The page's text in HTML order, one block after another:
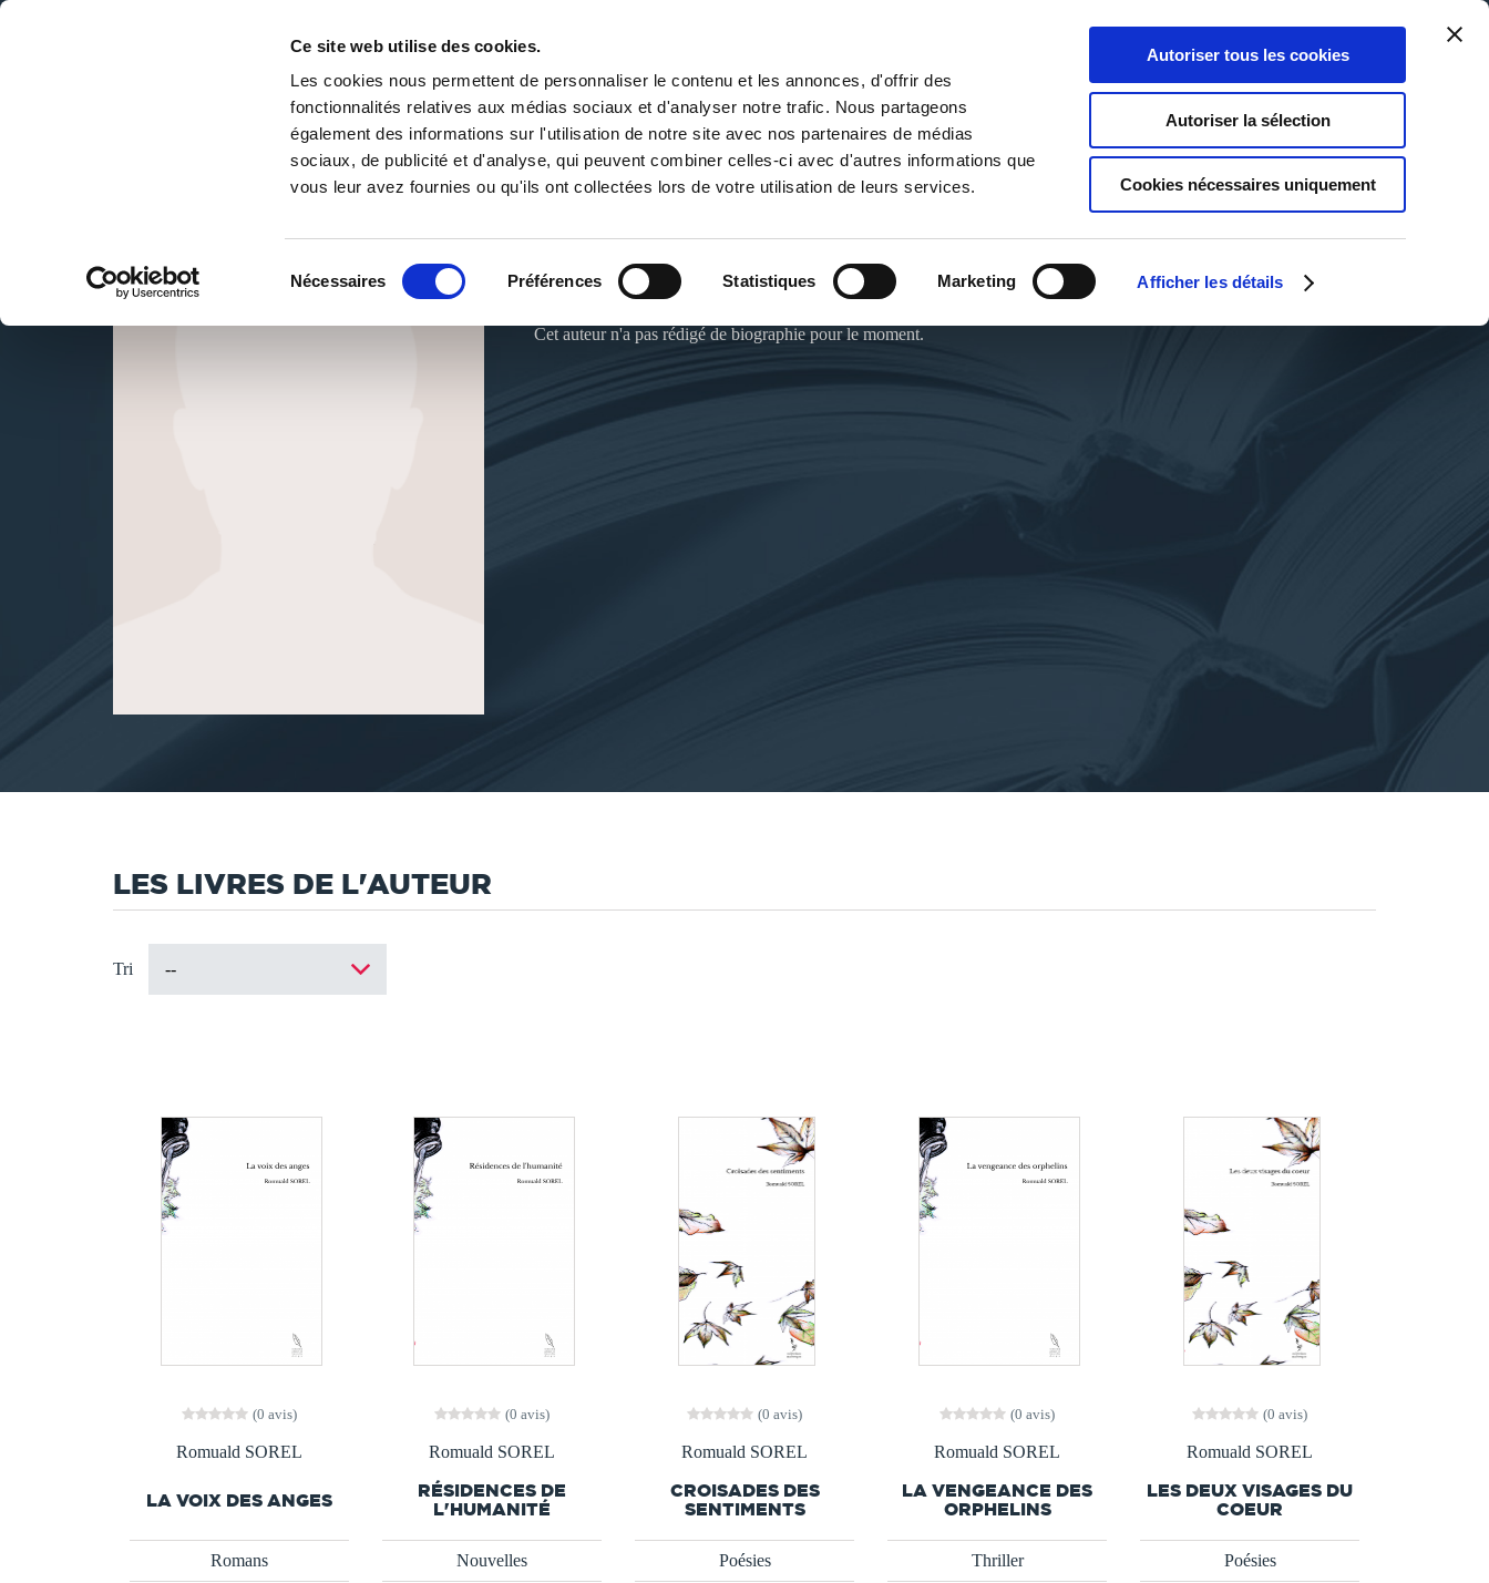
Ce site web utilise des cookies.
Les cookies nous permettent de personnaliser le contenu et les annonces, d'offrir des
fonctionnalités relatives aux médias sociaux et d'analyser notre trafic. Nous partageons
également des informations sur l'utilisation de notre site avec nos partenaires de médias
sociaux, de publicité et d'analyse, qui peuvent combiner celles-ci avec d'autres informations que
vous leur avez fournies ou qu'ils ont collectées lors de votre utilisation de leurs services.
Nécessaires Préférences Statistiques Marketing Afficher les détails
Autoriser tous les cookies
Autoriser la sélection
Cookies nécessaires uniquement
DE LA PAGE BLANCHE... AU BEST SELLER
0
Panier
0
Ma liste
Connexion
PUBLIER UN LIVRE LIBRAIRIE
Romuald SOREL
ROMUALD SOREL
Cet auteur n'a pas rédigé de biographie pour le moment.
LES LIVRES DE L'AUTEUR
Tri
(0 avis)
Romuald SOREL
LA VOIX DES ANGES
Romans
(0 avis)
Romuald SOREL
RÉSIDENCES DE
L'HUMANITÉ
Nouvelles
(0 avis)
Romuald SOREL
CROISADES DES
SENTIMENTS
Poésies
(0 avis)
Romuald SOREL
LA VENGEANCE DES
ORPHELINS
Thriller
(0 avis)
Romuald SOREL
LES DEUX VISAGES DU
COEUR
Poésies